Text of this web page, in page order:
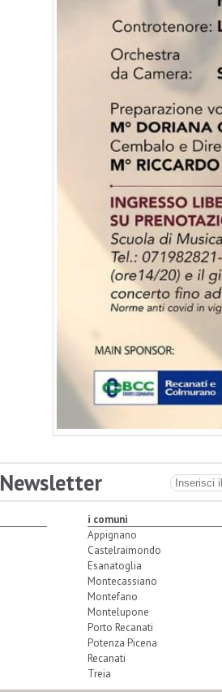
Newsletter
i comuni
Appignano
Castelraimondo
Esanatoglia
Montecassiano
Montefano
Montelupone
Porto Recanati
Potenza Picena
Recanati
Treia